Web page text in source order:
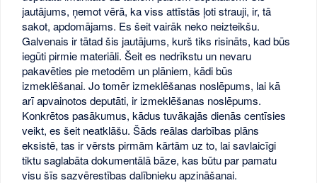
jautājums, ņemot vērā, ka viss attīstās ļoti strauji, ir, tā
sakot, apdomājams. Es šeit vairāk neko neizteikšu.
Galvenais ir tātad šis jautājums, kurš tiks risināts, kad būs
iegūti pirmie materiāli. Šeit es nedrīkstu un nevaru
pakavēties pie metodēm un plāniem, kādi būs
izmeklēšanai. Jo tomēr izmeklēšanas noslēpums, lai kā
arī apvainotos deputāti, ir izmeklēšanas noslēpums.
Konkrētos pasākumus, kādus tuvākajās dienās centīsies
veikt, es šeit neatklāšu. Šāds reālas darbības plāns
eksistē, tas ir vērsts pirmām kārtām uz to, lai savlaicīgi
tiktu saglabāta dokumentālā bāze, kas būtu par pamatu
visu šīs sazvērestības dalībnieku apzināšanai.